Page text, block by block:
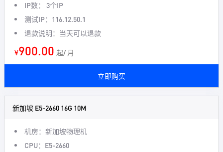
IP数： 3个IP
测试IP：116.12.50.1
退款说明：当天可以退款
¥900.00 起/ 月
立即购买
新加坡 E5-2660 16G 10M
机房：新加坡物理机
CPU：E5-2660